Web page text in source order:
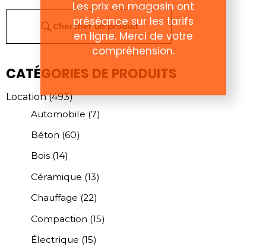
Chercher un produit
CATÉGORIES DE PRODUITS
Location (493)
Automobile (7)
Béton (60)
Bois (14)
Céramique (13)
Chauffage (22)
Compaction (15)
Électrique (15)
Les prix en magasin ont
préséance sur les tarifs
en ligne. Merci de votre
compréhension.